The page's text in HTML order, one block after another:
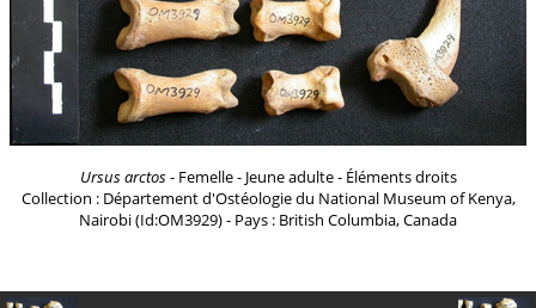
Ursus arctos- Femelle - Jeune adulte - Éléments droits
Collection : Département d'Ostéologie du National Museum of Kenya,
Nairobi (Id:OM3929) - Pays : British Columbia, Canada